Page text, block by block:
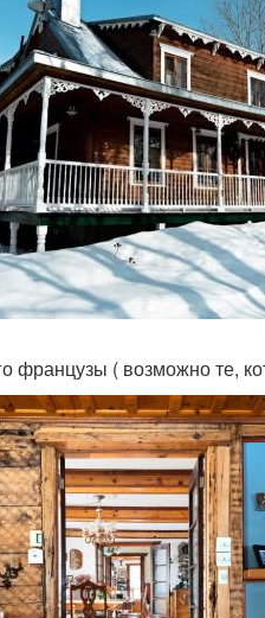
французы ( возможно те,